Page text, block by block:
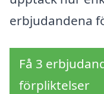
erbjudandena
Få 3
förpliktelser